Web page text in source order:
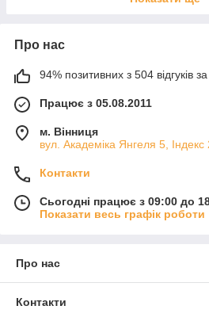
Про нас
94% позитивних з 504 відгуків за
Працює з 05.08.2011
м. Вінниця
вул. Академіка Янгеля 5,
Контакти
Сьогодні працює з 09:00 до
Показати весь графік роботи
Про нас
Контакти